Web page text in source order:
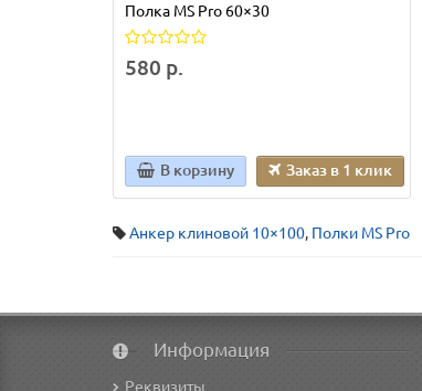
Полка MS Pro 60×30
580 р.
В корзину Заказ в 1 клик
Анкер клиновой 10×100, Полки MS Pro
Информация
Реквизиты